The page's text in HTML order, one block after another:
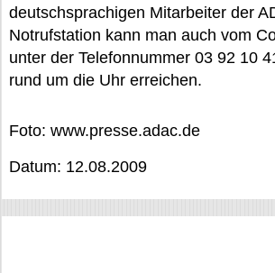
deutschsprachigen Mitarbeiter der
Notrufstation kann man auch vom
unter der Telefonnummer 03 92 10
rund um die Uhr erreichen.
Foto: www.presse.adac.de
Datum: 12.08.2009